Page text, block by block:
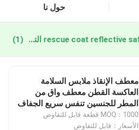
حول نا
rescue coat reflective safety clothing التصنيع عبر الإنترنت (1)
معطف الإنقاذ ملابس السلامة
العاكسة القطن معطف واق من
المطر للجنسين تنفس سريع الجفاف
MOQ：1000 قطعة قابل للتفاوض
الأسعار：قابل للتفاوض